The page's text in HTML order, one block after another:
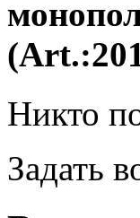
Никто
Задать